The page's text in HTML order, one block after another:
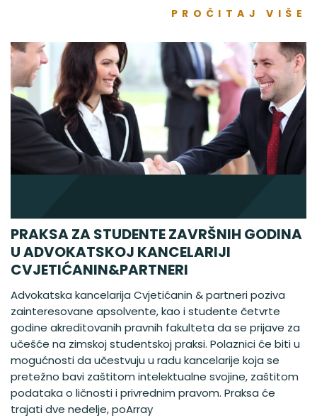
PROČITAJ VIŠE
PRAKSA ZA STUDENTE ZAVRŠNIH GODINA
U ADVOKATSKOJ KANCELARIJI
CVJETIĆANIN&PARTNERI
Advokatska kancelarija Cvjetićanin & partneri poziva
zainteresovane apsolvente, kao i studente četvrte
godine akreditovanih pravnih fakulteta da se prijave za
učešće na zimskoj studentskoj praksi. Polaznici će biti u
mogućnosti da učestvuju u radu kancelarije koja se
pretežno bavi zaštitom intelektualne svojine, zaštitom
podataka o ličnosti i privrednim pravom. Praksa će
trajati dve nedelje, poArray